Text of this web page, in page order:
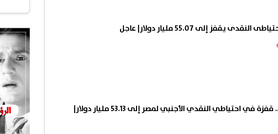
يقفز إلى 55.07 مليار دولار| عاجل
مستوى قياسي جديد.. قفزة في احتياطي النقدي الأجنبي لمصر إلى 53.13 مليار دولار|